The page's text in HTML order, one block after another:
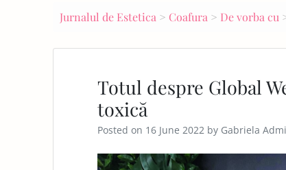
E
PA
navigation
Jurnalul de Estetica > Coafura > De vorba cu
Totul despre Global
toxică
Posted on 16 June 2022 by Gabriela